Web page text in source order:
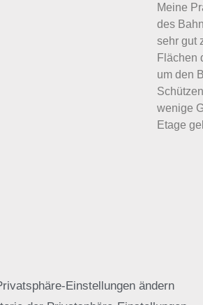
Meine
des
sehr gut
Flächen
um den
wenige
Etage
Einstellungen ändern